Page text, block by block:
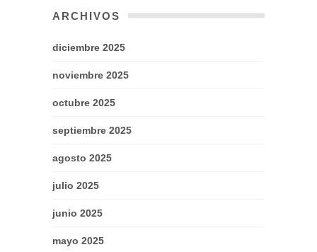
ARCHIVOS
diciembre 2025
noviembre 2025
octubre 2025
septiembre 2025
agosto 2025
julio 2025
junio 2025
mayo 2025